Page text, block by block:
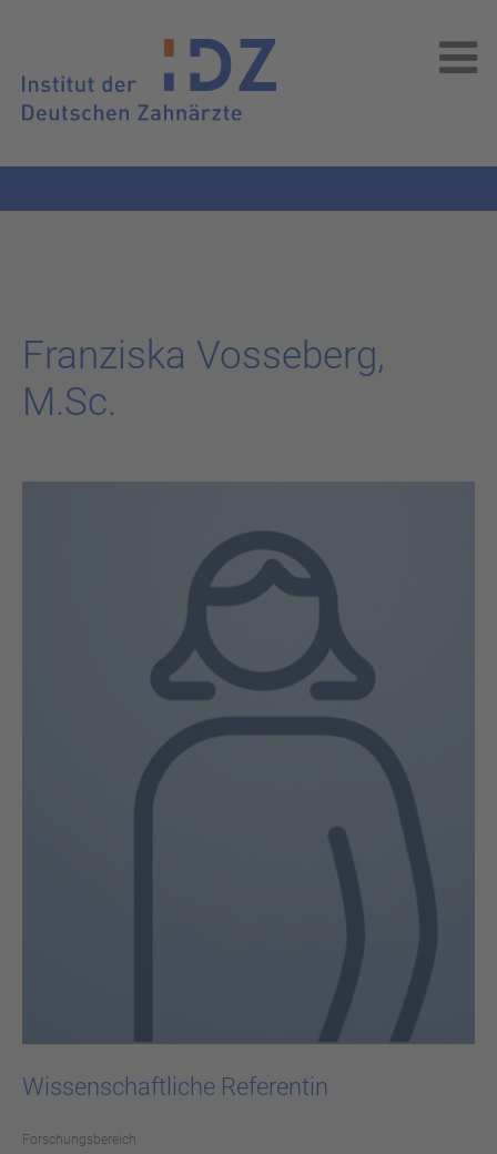
Fran­zis­ka Vos­se­berg,
M.Sc.
Wissenschaftliche Referentin
For­schungs­be­reich